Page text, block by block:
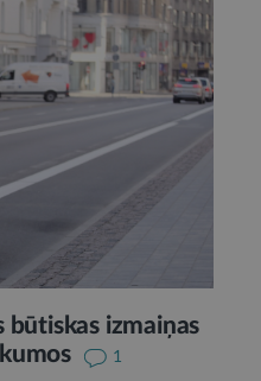
būtiskas izmaiņas
1